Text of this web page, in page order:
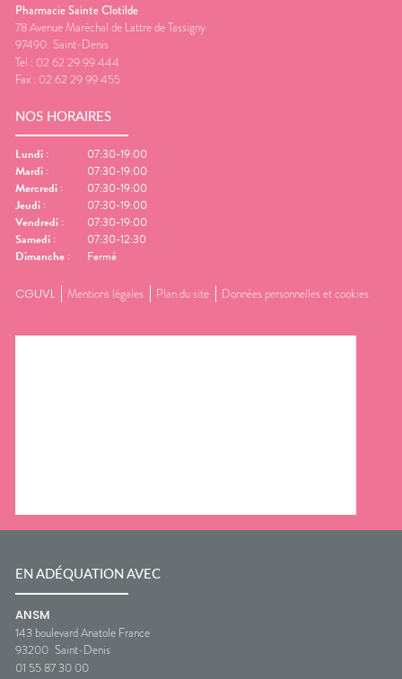
Pharmacie Sainte Clotilde
78 Avenue Maréchal de Lattre de Tassigny
97490 Saint-Denis
Tel : 02 62 29 99 444
Fax : 02 62 29 99 455
NOS HORAIRES
Lundi :
07:30-19:00
Mardi :
07:30-19:00
Mercredi :
07:30-19:00
Jeudi :
07:30-19:00
Vendredi :
07:30-19:00
Samedi :
07:30-12:30
Dimanche : Fermé
CGUVL Mentions légales Plan du site Données personnelles et cookies
EN ADÉQUATION AVEC
ANSM
143 boulevard Anatole France
93200 Saint-Denis
01 55 87 30 00